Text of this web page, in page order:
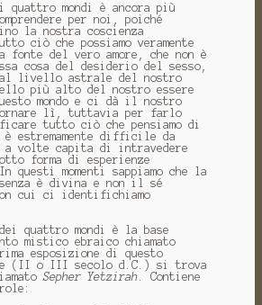
mondi è ancora più
per noi, poiché
la nostra coscienza
ciò che possiamo veramente
fonte del vero amore, che non è
cosa del desiderio del sesso,
livello astrale del nostro
più alto del nostro essere
mondo e ci dà il nostro
lì, tuttavia per farlo
tutto ciò che pensiamo di
è estremamente difficile da
a volte capita di intravedere
forma di esperienze
In questi momenti sappiamo che la
è divina e non il sé
cui ci identifichiamo
dei quattro mondi è la base
mistico ebraico chiamato
esposizione di questo
(II o III secolo d.C.) si trova
Sepher Yetzirah
Contiene